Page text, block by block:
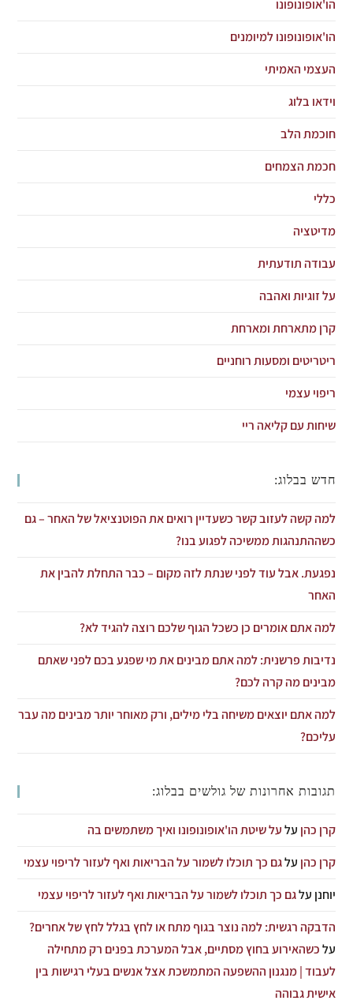
הו'אופונופונו
הו'אופונופונו למיומנים
העצמי האמיתי
וידאו בלוג
חוכמת הלב
חכמת הצמחים
כללי
מדיטציה
עבודה תודעתית
על זוגיות ואהבה
קרן מתארחת ומארחת
ריטריטים ומסעות רוחניים
ריפוי עצמי
שיחות עם קליאה ריי
חדש בבלוג:
למה קשה לעזוב קשר כשעדיין רואים את הפוטנציאל של האחר – גם
כשההתנהגות ממשיכה לפגוע בנו?
נפגעת. אבל עוד לפני שנתת לזה מקום – כבר התחלת להבין את
האחר
למה אתם אומרים כן כשכל הגוף שלכם רוצה להגיד לא?
נדיבות פרשנית: למה אתם מבינים את מי שפגע בכם לפני שאתם
מבינים מה קרה לכם?
למה אתם יוצאים משיחה בלי מילים, ורק מאוחר יותר מבינים מה עבר
עליכם?
תגובות אחרונות של גולשים בבלוג:
קרן כהן עלעל שיטת הו'אופונופונו ואיך משתמשים בה
קרן כהן עלגם כך תוכלו לשמור על הבריאות ואף לעזור לריפוי עצמי
יוחנן עלגם כך תוכלו לשמור על הבריאות ואף לעזור לריפוי עצמי
הדבקה רגשית: למה נוצר בגוף מתח או לחץ בגלל לחץ של אחרים?
עלכשהאירוע בחוץ מסתיים, אבל המערכת בפנים רק מתחילה
לעבוד | מנגנון ההשפעה המתמשכת אצל אנשים בעלי רגישות בין
אישית גבוהה